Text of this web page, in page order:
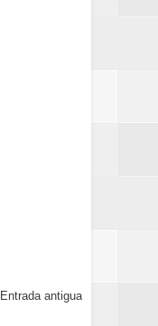
Entrada antigua